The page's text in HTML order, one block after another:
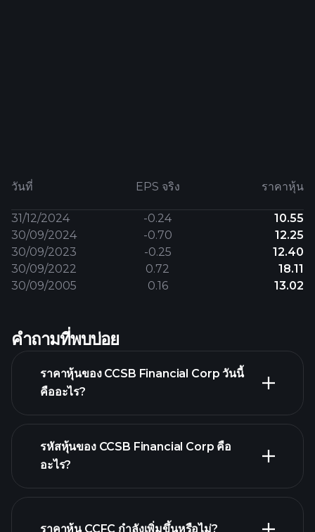
วันที่ EPS จริง ราคาหุ้น
31/12/2024 -0.24
10.55
30/09/2024
-0.70
12.25
30/09/2023
-0.25
12.40
30/09/2022
0.72
18.11
30/09/2005
0.16 13.02
คำถามที่พบบ่อย
ราคาหุ้นของ CCSB Financial Corp วันนี้
คืออะไร?
กราฟขั้นสูง
รหัสหุ้นของ CCSB Financial Corp คือ
อะไร?
ราคาหุ้น CCFC กำลังเพิ่มขึ้นหรือไม่?